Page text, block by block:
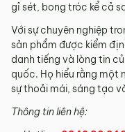
gỉ sét, bong tróc kể cả
Với sự chuyên nghiệp
sản phẩm được kiểm
danh tiếng và lòng tin
quốc. Họ hiểu rằng
sự thoải mái, sáng tạo
Thông tin liên hệ: